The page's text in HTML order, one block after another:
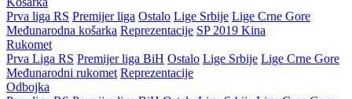
Prva liga RS Premijer liga Ostalo Lige Srbije Lige Crne Gore
Međunarodna košarka Reprezentacije SP 2019 Kina
Rukomet
Prva Liga RS Premijer liga BiH Ostalo Lige Srbije Lige Crne Gore
Međunarodni rukomet Reprezentacije
Odbojka